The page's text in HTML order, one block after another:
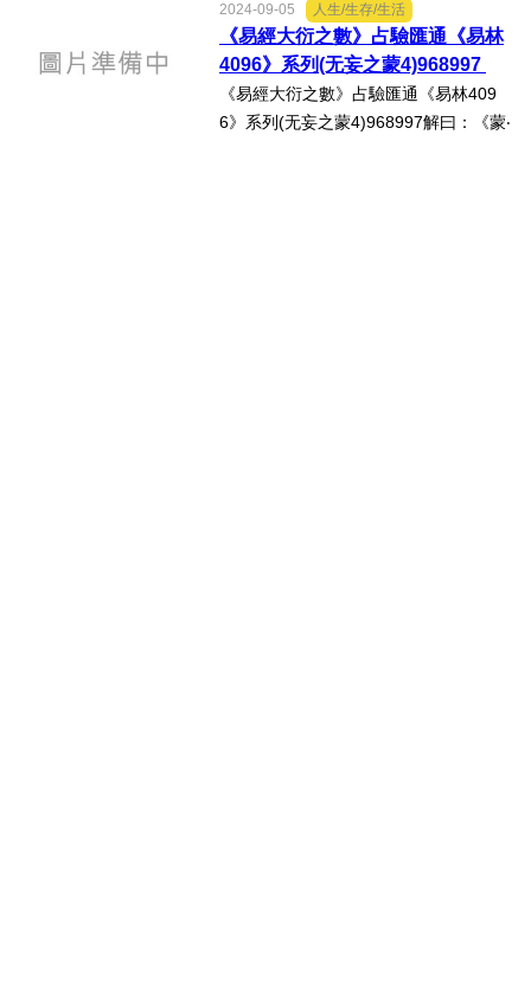
攸往。」《易林‧无妄之訟》：「不耕而
獲，家食不給，中女无良，長子徒足，
疏齒善市，商人有息。」...
2024-09-05 人生/生存/生活
《易經大衍之數》占驗匯通《易林
4096》系列(无妄之蒙4)968997
《易經大衍之數》占驗匯通《易林409
6》系列(无妄之蒙4)968997解曰：《蒙‧